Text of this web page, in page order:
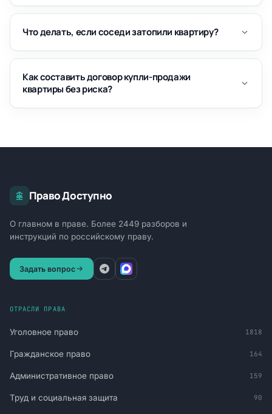
Что делать, если соседи затопили квартиру?
Как составить договор купли-продажи
квартиры без риска?
Право Доступно
О главном в праве. Более 2449 разборов и
инструкций по российскому праву.
Задать вопрос
ОТРАСЛИ ПРАВА
Уголовное право 1818
Гражданское право 164
Административное право 159
Труд и социальная защита 90